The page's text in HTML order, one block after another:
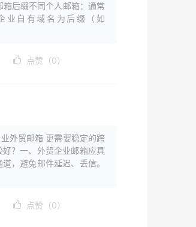
后缀不同个人邮箱：通常
业自有域名为后缀（如
点赞（0）
外贸邮箱 更需要稳定的跨
？一、外贸企业邮箱应具
，避免邮件延迟、丢信。
点赞（0）